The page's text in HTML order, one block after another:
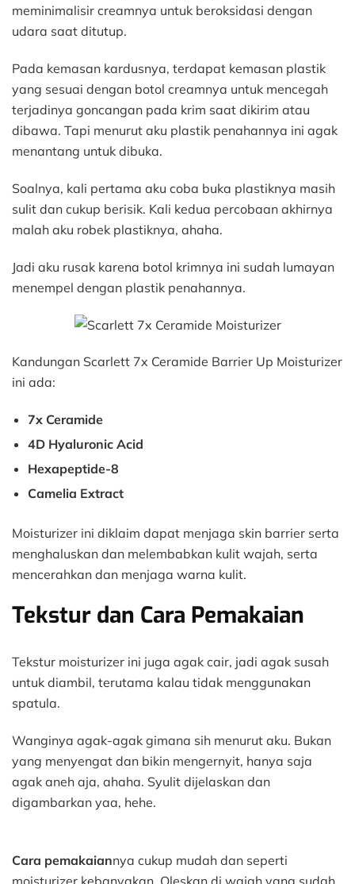
meminimalisir creamnya untuk beroksidasi dengan
udara saat ditutup.
Pada kemasan kardusnya, terdapat kemasan plastik
yang sesuai dengan botol creamnya untuk mencegah
terjadinya goncangan pada krim saat dikirim atau
dibawa. Tapi menurut aku plastik penahannya ini agak
menantang untuk dibuka.
Soalnya, kali pertama aku coba buka plastiknya masih
sulit dan cukup berisik. Kali kedua percobaan akhirnya
malah aku robek plastiknya, ahaha.
Jadi aku rusak karena botol krimnya ini sudah lumayan
menempel dengan plastik penahannya.
Kandungan Scarlett 7x Ceramide Barrier Up Moisturizer
ini ada:
7x Ceramide
4D Hyaluronic Acid
Hexapeptide-8
Camelia Extract
Moisturizer ini diklaim dapat menjaga skin barrier serta
menghaluskan dan melembabkan kulit wajah, serta
mencerahkan dan menjaga warna kulit.
Tekstur dan Cara Pemakaian
Tekstur moisturizer ini juga agak cair, jadi agak susah
untuk diambil, terutama kalau tidak menggunakan
spatula.
Wanginya agak-agak gimana sih menurut aku. Bukan
yang menyengat dan bikin mengernyit, hanya saja
agak aneh aja, ahaha. Syulit dijelaskan dan
digambarkan yaa, hehe.
Cara pemakaiannya cukup mudah dan seperti